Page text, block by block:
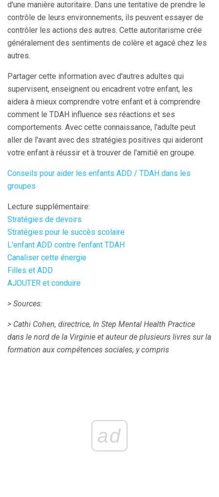
d'une manière autoritaire. Dans une tentative de prendre le
contrôle de leurs environnements, ils peuvent essayer de
contrôler les actions des autres. Cette autoritarisme crée
généralement des sentiments de colère et agacé chez les
autres.
Partager cette information avec d'autres adultes qui
supervisent, enseignent ou encadrent votre enfant, les
aidera à mieux comprendre votre enfant et à comprendre
comment le TDAH influence ses réactions et ses
comportements. Avec cette connaissance, l'adulte peut
aller de l'avant avec des stratégies positives qui aideront
votre enfant à réussir et à trouver de l'amitié en groupe.
Conseils pour aider les enfants ADD / TDAH dans les
groupes
Lecture supplémentaire:
Stratégies de devoirs
Stratégies pour le succès scolaire
L'enfant ADD contre l'enfant TDAH
Canaliser cette énergie
Filles et ADD
AJOUTER et conduire
> Sources:
> Cathi Cohen, directrice, In Step Mental Health Practice
dans le nord de la Virginie et auteur de plusieurs livres sur la
formation aux compétences sociales, y compris
ad